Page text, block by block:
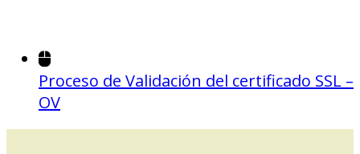
Proceso de Validación del certificado SSL –
OV